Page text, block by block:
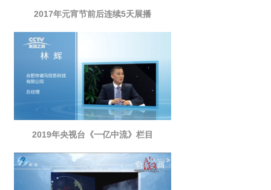
2017年元宵节前后连续5天展播
2019年央视台《一亿中流》栏目